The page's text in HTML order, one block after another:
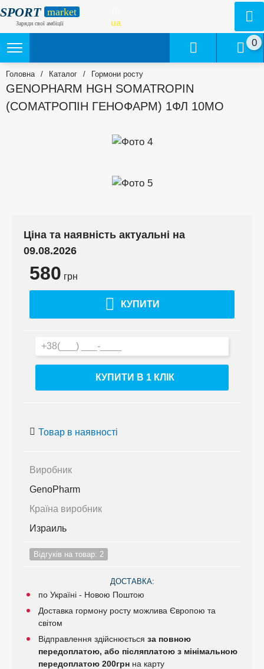
SPORT market
Заряди свої амбіції
ua
0
Головна / Каталог / Гормони росту
GENOPHARM HGH SOMATROPIN
(СОМАТРОПІН ГЕНОФАРМ) 1ФЛ 10MО
Ціна та наявність актуальні на
09.08.2026
580 грн
КУПИТИ
КУПИТИ В 1 КЛIК
Товар в наявності
Виробник
GenoPharm
Країна виробник
Израиль
Відгуків на товар: 2
ДОСТАВКА:
по Україні - Новою Поштою
Доставка гормону росту можлива Європою та
світом
Відправлення здійснюється за повною
передоплатою, або післяплатою з мінімальною
передоплатою 200грн на карту